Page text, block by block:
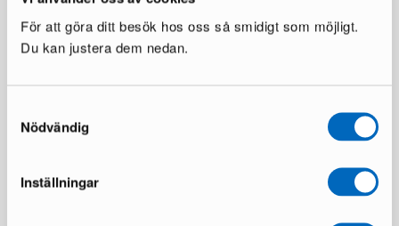
För att göra ditt besök hos oss så smidigt som möjligt.
Du kan justera dem nedan.
Nödvändig
Inställningar
beige
Säästät 1 196 €
Celine sängynpääty 210 cm